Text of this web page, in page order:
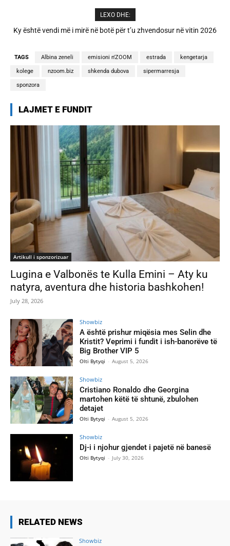
LEXO DHE:
A është prishur miqësia mes Selin dhe Kristit? Veprimi i fundit i ish-
TAGS Albina zeneli emisioni n'ZOOM estrada kengetarja
kolege nzoom.biz shkenda dubova sipermarresja
sponzora
LAJMET E FUNDIT
Artikull i sponzorizuar
Lugina e Valbonës te Kulla Emini – Aty ku
natyra, aventura dhe historia bashkohen!
July 28, 2026
Showbiz
A është prishur miqësia mes Selin dhe
Kristit? Veprimi i fundit i ish-banorëve të
Big Brother VIP 5
Olti Bytyqi - August 5, 2026
Showbiz
Cristiano Ronaldo dhe Georgina
martohen këtë të shtunë, zbulohen
detajet
Olti Bytyqi - August 5, 2026
Showbiz
Dj-i i njohur gjendet i pajetë në banesë
Olti Bytyqi - July 30, 2026
RELATED NEWS
Showbiz